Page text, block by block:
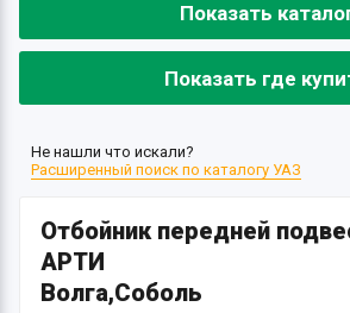
Показать
Показать где
Не нашли что искали?
Расширенный поиск по каталогу УАЗ
Отбойник передней
АРТИ
Волга,Соболь